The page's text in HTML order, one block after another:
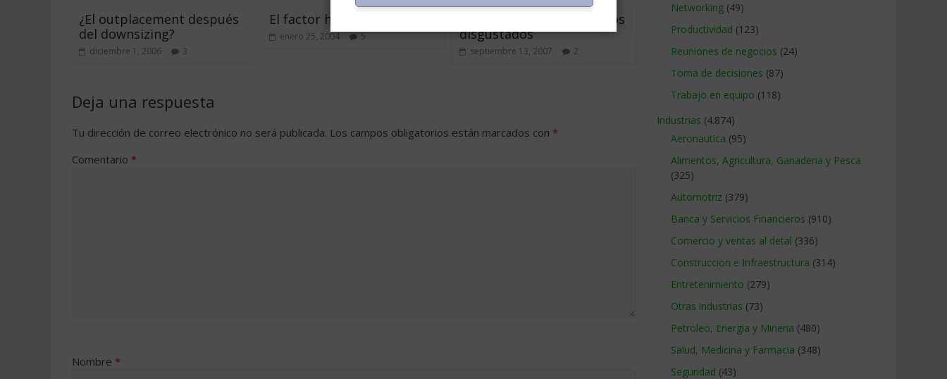
¿El outplacement después
del downsizing?
diciembre 1, 2006 3
El factor humano
enero 25, 2004 5
Como lidiar con empleados
disgustados
septiembre 13, 2007 2
Deja una respuesta
Tu dirección de correo electrónico no será publicada. Los campos obligatorios están marcados con *
Comentario *
Nombre *
Networking (49)
Productividad (123)
Reuniones de negocios (24)
Toma de decisiones (87)
Trabajo en equipo (118)
Industrias (4.874)
Aeronautica (95)
Alimentos, Agricultura, Ganaderia y Pesca
(325)
Automotriz (379)
Banca y Servicios Financieros (910)
Comercio y ventas al detal (336)
Construccion e Infraestructura (314)
Entretenimiento (279)
Otras industrias (73)
Petroleo, Energia y Mineria (480)
Salud, Medicina y Farmacia (348)
Seguridad (43)